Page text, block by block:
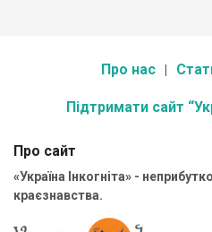
Про нас
Підтримати сайт
Про сайт
«Україна Інкогніта» -
краєзнавства.